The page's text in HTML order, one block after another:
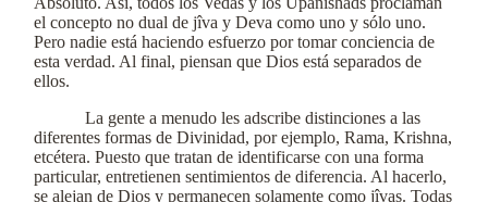
el concepto no dual de jîva y Deva como uno y sólo uno.
Pero nadie está haciendo esfuerzo por tomar conciencia de
esta verdad. Al final, piensan que Dios está separados de
ellos.
La gente a menudo les adscribe distinciones a las
diferentes formas de Divinidad, por ejemplo, Rama, Krishna,
etcétera. Puesto que tratan de identificarse con una forma
particular, entretienen sentimientos de diferencia. Al hacerlo,
se alejan de Dios y permanecen solamente como jîvas. Todas